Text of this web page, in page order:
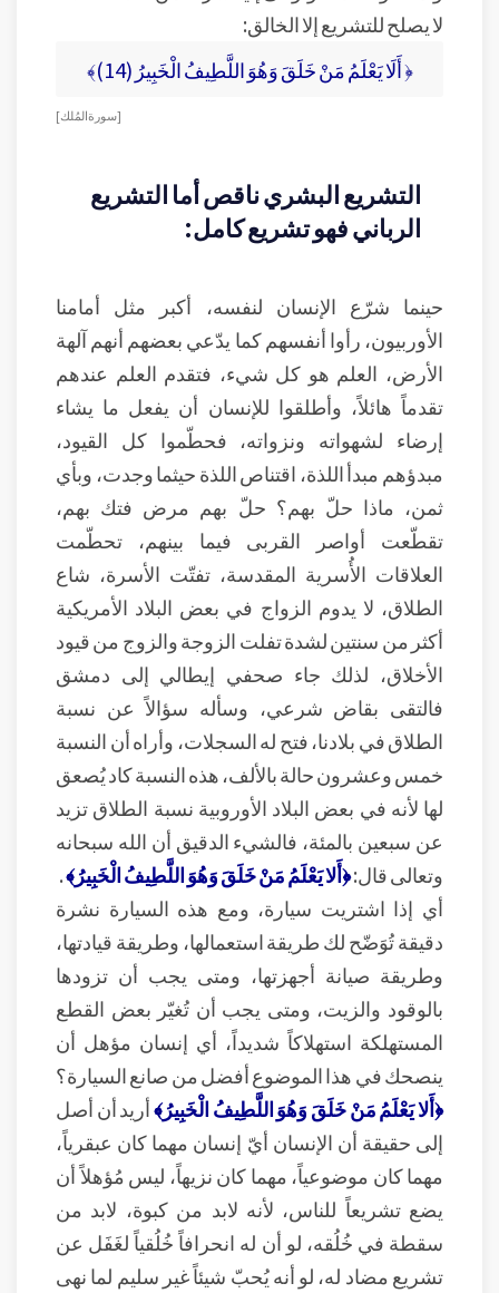
لا يصلح للتشريع إلا الخالق:
﴿ أَلَا يَعْلَمُ مَنْ خَلَقَ وَهُوَ اللَّطِيفُ الْخَبِيرُ (14)﴾
[ سورة المُلك ]
التشريع البشري ناقص أما التشريع
الرباني فهو تشريع كامل:
حينما شرّع الإنسان لنفسه، أكبر مثل أمامنا
الأوربيون، رأوا أنفسهم كما يدّعي بعضهم أنهم آلهة
الأرض، العلم هو كل شيء، فتقدم العلم عندهم
تقدماً هائلاً، وأطلقوا للإنسان أن يفعل ما يشاء
إرضاء لشهواته ونزواته، فحطّموا كل القيود،
مبدؤهم مبدأ اللذة، اقتناص اللذة حيثما وجدت، وبأي
ثمن، ماذا حلّ بهم؟ حلّ بهم مرض فتك بهم،
تقطّعت أواصر القربى فيما بينهم، تحطّمت
العلاقات الأُسرية المقدسة، تفتّت الأسرة، شاع
الطلاق، لا يدوم الزواج في بعض البلاد الأمريكية
أكثر من سنتين لشدة تفلت الزوجة والزوج من قيود
الأخلاق، لذلك جاء صحفي إيطالي إلى دمشق
فالتقى بقاض شرعي، وسأله سؤالاً عن نسبة
الطلاق في بلادنا، فتح له السجلات، وأراه أن النسبة
خمس وعشرون حالة بالألف، هذه النسبة كاد يُصعق
لها لأنه في بعض البلاد الأوروبية نسبة الطلاق تزيد
عن سبعين بالمئة، فالشيء الدقيق أن الله سبحانه
وتعالى قال:﴿أَلا يَعْلَمُ مَنْ خَلَقَ وَهُوَ اللَّطِيفُ الْخَبِيرُ﴾.
أي إذا اشتريت سيارة، ومع هذه السيارة نشرة
دقيقة تُوَضّح لك طريقة استعمالها، وطريقة قيادتها،
وطريقة صيانة أجهزتها، ومتى يجب أن تزودها
بالوقود والزيت، ومتى يجب أن تُغيّر بعض القطع
المستهلكة استهلاكاً شديداً، أي إنسان مؤهل أن
ينصحك في هذا الموضوع أفضل من صانع السيارة؟
﴿أَلا يَعْلَمُ مَنْ خَلَقَ وَهُوَ اللَّطِيفُ الْخَبِيرُ﴾أريد أن أصل
إلى حقيقة أن الإنسان أيّ إنسان مهما كان عبقرياً،
مهما كان موضوعياً، مهما كان نزيهاً، ليس مُؤهلاً أن
يضع تشريعاً للناس، لأنه لابد من كبوة، لابد من
سقطة في خُلُقه، لو أن له انحرافاً خُلُقياً لغَفَل عن
تشريع مضاد له، لو أنه يُحبّ شيئاً غير سليم لما نهى